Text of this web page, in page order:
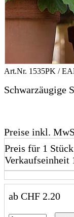
Art.Nr. 1535PK /
Schwarzäugige
Preise inkl.
Preis für 1 Stück
Verkaufseinheit
ab CHF 2.20